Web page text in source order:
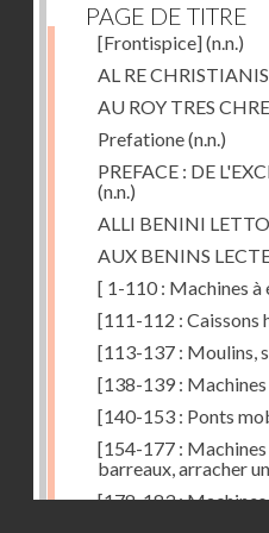
PAGE DE TITRE
[Frontispice](n.n.)
AL RE
AU ROY TRES
Prefatione(n.n.)
PREFACE : DE
(n.n.)
ALLI BENINI
AUX BENINS
[ 1-110 : Machines à
[111-112 : Caissons
[113-137 : Moulins,
[138-139 : Machines
[140-153 : Ponts
[154-177 :
barreaux, arracher
[178-183 :